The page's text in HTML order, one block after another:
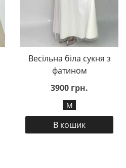
Весільна біла сукня з
фатином
3900 грн.
M
В кошик